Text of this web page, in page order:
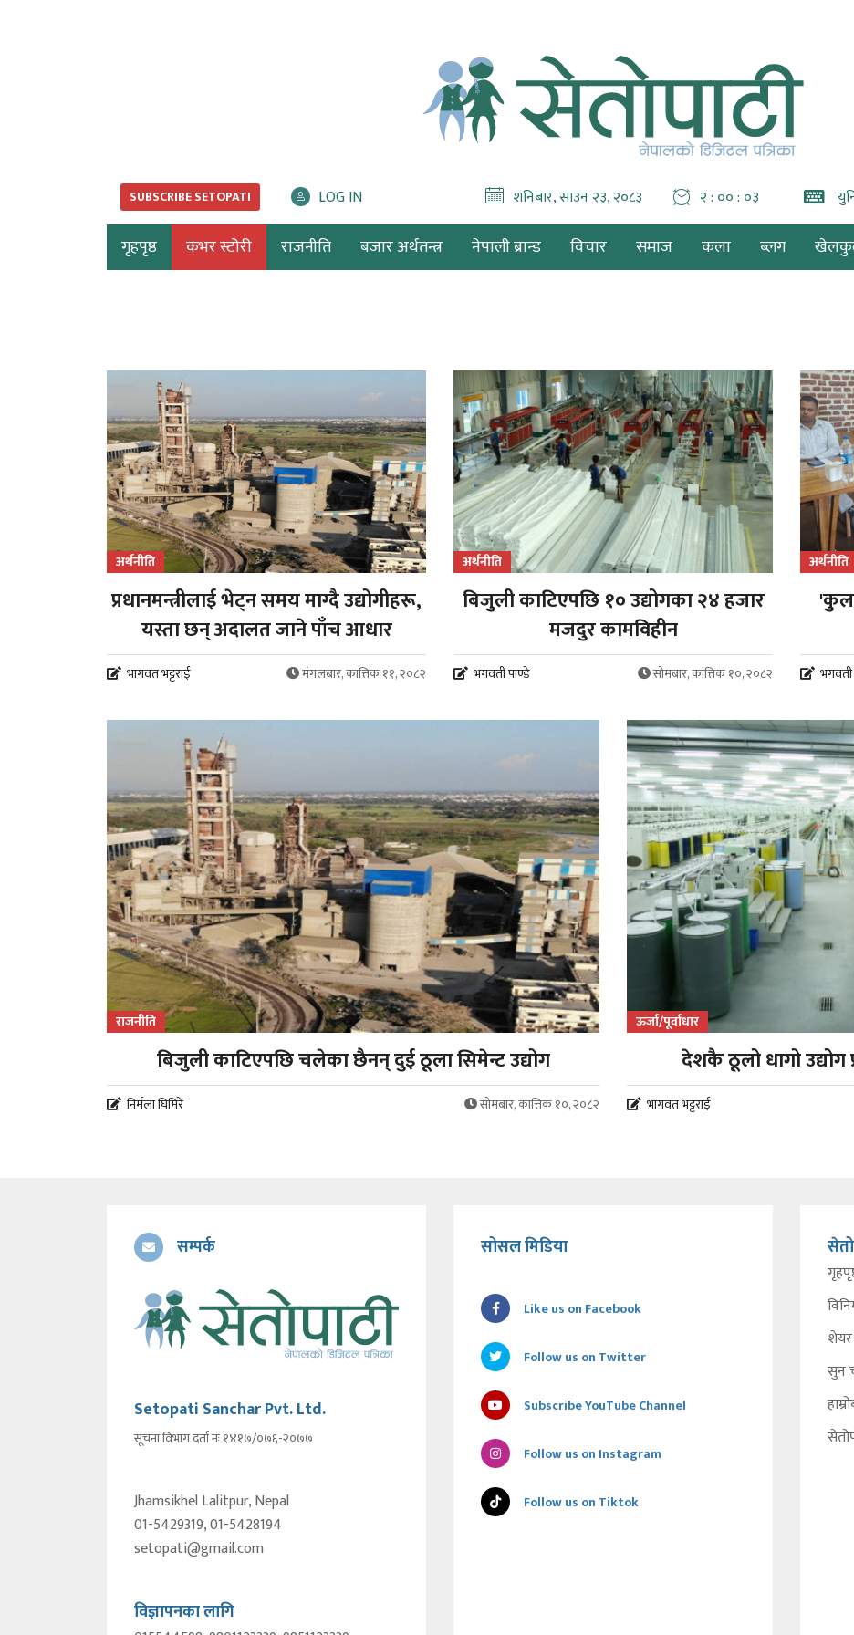
SUBSCRIBE SETOPATI LOG IN शनिबार, साउन २३, २०८३ २ : ०० : ०४
गृहपृष्ठ कभर स्टोरी राजनीति बजार अर्थतन्त्र नेपाली ब्रान्ड विचार समाज कला ब्लग
अर्थनीति
प्रधानमन्त्रीलाई भेट्न समय माग्दै उद्योगीहरू,
यस्ता छन् अदालत जाने पाँच आधार
भागवत भट्टराई मंगलबार, कात्तिक ११, २०८२
अर्थनीति
बिजुली काटिएपछि १० उद्योगका २४ हजार
मजदुर कामविहीन
भगवती पाण्डे सोमबार, कात्तिक १०, २०८२
अर्थनीति
भगवती
राजनीति
बिजुली काटिएपछि चलेका छैनन् दुई ठूला सिमेन्ट उद्योग
निर्मला घिमिरे सोमबार, कात्तिक १०, २०८२
ऊर्जा/पूर्वाधार
देशकै ठूलो धागो उद्योग
भागवत भट्टराई
सम्पर्क
Setopati Sanchar Pvt. Ltd.
सूचना विभाग दर्ता नंः १४१७/०७६-२०७७
Jhamsikhel Lalitpur, Nepal
01-5429319, 01-5428194
setopati@gmail.com
विज्ञापनका लागि
सोसल मिडिया
Like us on Facebook
Follow us on Twitter
Subscribe YouTube Channel
Follow us on Instagram
Follow us on Tiktok
सुन